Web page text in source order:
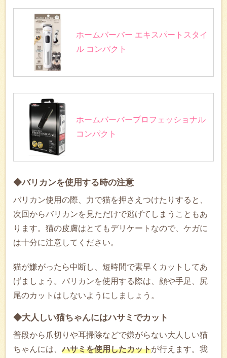
ホームバーバー エキスパートスタイ
ル コンパクト
ホームバーバープロフェッショナル
コンパクト
◆バリカンを使用する時の注意
バリカン使用の際、力で猫を押さえつけたりすると、
次回からバリカンを見ただけで逃げてしまうこともあ
ります。猫の皮膚はとてもデリケートなので、ケガに
は十分に注意してください。
猫が嫌がったら中断し、短時間で素早くカットしてあ
げましょう。バリカンを使用する際は、顔や手足、尻
尾のカットはしないようにしましょう。
◆大人しい猫ちゃんにはハサミでカット
普段から爪切りや耳掃除などで嫌がらない大人しい猫
ちゃんには、ハサミを使用したカットが行えます。我